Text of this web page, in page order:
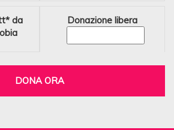
da
Donazione libera
DONA ORA